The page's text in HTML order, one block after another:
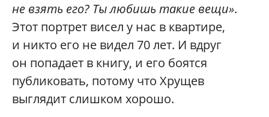
не взять его? Ты любишь такие вещи».
Этот портрет висел у нас в квартире,
и никто его не видел 70 лет. И вдруг
он попадает в книгу, и его боятся
публиковать, потому что Хрущев
выглядит слишком хорошо.